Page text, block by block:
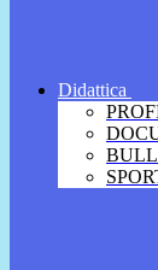
Didattica